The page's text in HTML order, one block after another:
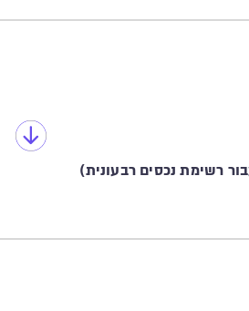
רשימת נכסים רבעונית)